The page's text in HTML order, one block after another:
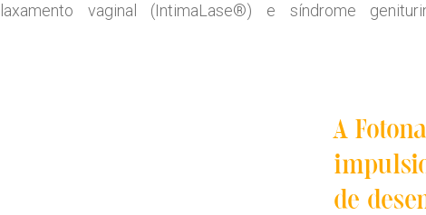
vaginal (IntimaLase®) e síndrome
A
de